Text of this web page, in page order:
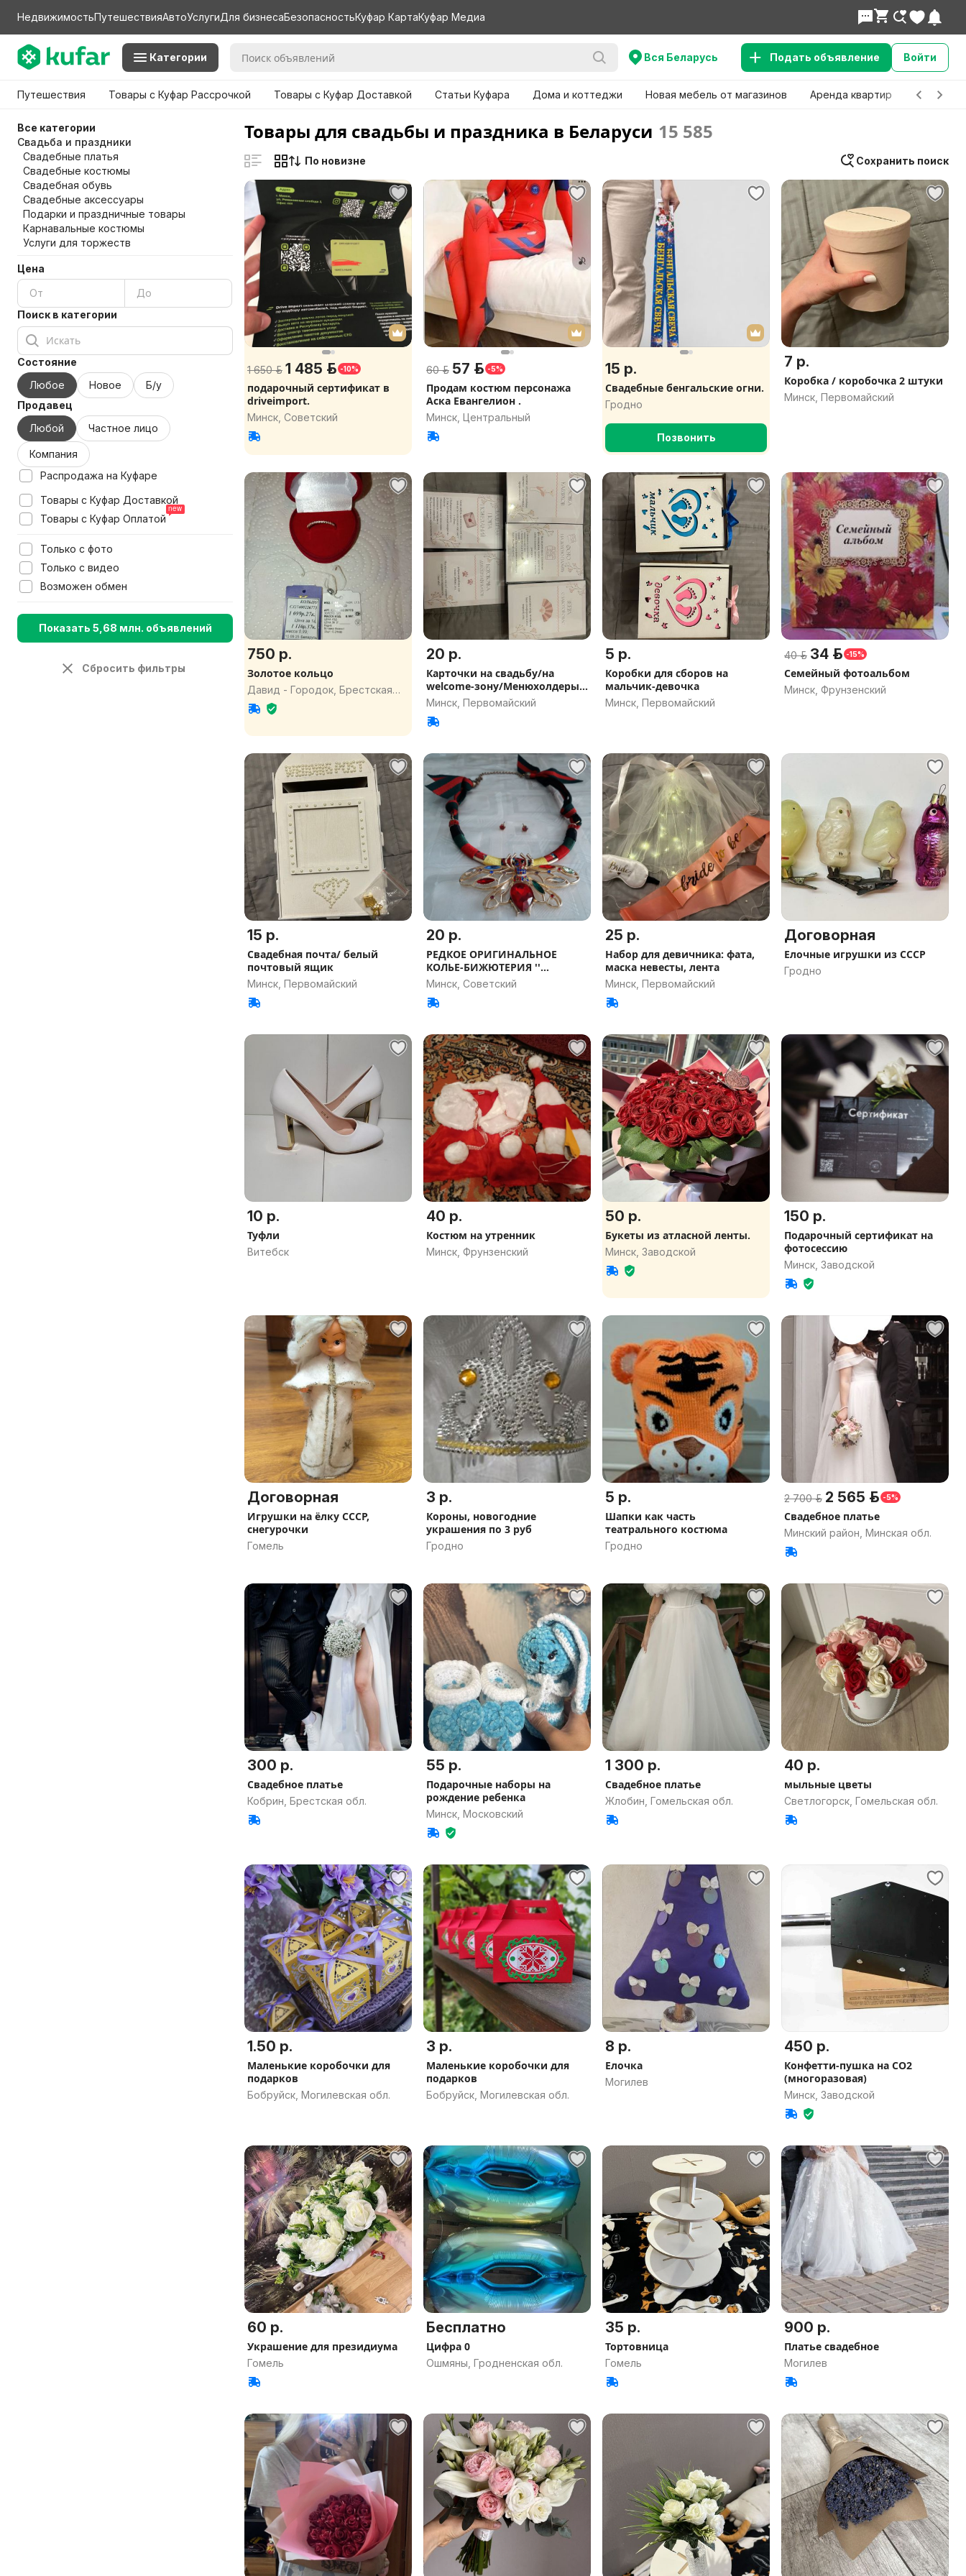
НедвижимостьПутешествияАвтоУслугиДля бизнесаБезопасностьКуфар КартаКуфар Медиа
Категории Вся Беларусь Подать объявление Войти
Путешествия Товары с Куфар Рассрочкой Товары с Куфар Доставкой Статьи Куфара Дома и коттеджи Новая мебель от магазинов Аренда квартир Детские
Все категории
Свадьба и праздники
Свадебные платья
Свадебные костюмы
Свадебная обувь
Свадебные аксессуары
Подарки и праздничные товары
Карнавальные костюмы
Услуги для торжеств
Цена
Поиск в категории
Состояние
Любое
Новое
Б/у
Продавец
Любой
Частное лицо
Компания
Распродажа на Куфаре
Товары с Куфар Доставкой
Товары с Куфар Оплатой
Только с фото
Только с видео
Возможен обмен
Показать 5,68 млн. объявлений
Сбросить фильтры
Товары для свадьбы и праздника в Беларуси 15 585
Сохранить поиск
По новизне
1 650 р. 1 485 р. -10%
подарочный сертификат в
driveimport.
Минск, Советский
60 р. 57 р. -5%
Продам костюм персонажа
Аска Евангелион .
Минск, Центральный
15 р.
Свадебные бенгальские огни.
Гродно
Позвонить
7 р.
Коробка / коробочка 2 штуки
Минск, Первомайский
750 р.
Золотое кольцо
Давид - Городок, Брестская
обл.
20 р.
Карточки на свадьбу/на
welcome-зону/Менюхолдеры
А5
Минск, Первомайский
5 р.
Коробки для сборов на
мальчик-девочка
Минск, Первомайский
40 р. 34 р. -15%
Семейный фотоальбом
Минск, Фрунзенский
15 р.
Свадебная почта/ белый
почтовый ящик
Минск, Первомайский
20 р.
РЕДКОЕ ОРИГИНАЛЬНОЕ
КОЛЬЕ-БИЖЮТЕРИЯ ''
БАБОЧКА''
Минск, Советский
25 р.
Набор для девичника: фата,
маска невесты, лента
Минск, Первомайский
Договорная
Елочные игрушки из СССР
Гродно
10 р.
Туфли
Витебск
40 р.
Костюм на утренник
Минск, Фрунзенский
50 р.
Букеты из атласной ленты.
Минск, Заводской
150 р.
Подарочный сертификат на
фотосессию
Минск, Заводской
Договорная
Игрушки на ёлку СССР,
снегурочки
Гомель
3 р.
Короны, новогодние
украшения по 3 руб
Гродно
5 р.
Шапки как часть
театрального костюма
Гродно
2 700 р. 2 565 р. -5%
Свадебное платье
Минский район, Минская обл.
300 р.
Свадебное платье
Кобрин, Брестская обл.
55 р.
Подарочные наборы на
рождение ребенка
Минск, Московский
1 300 р.
Свадебное платье
Жлобин, Гомельская обл.
40 р.
мыльные цветы
Светлогорск, Гомельская обл.
1.50 р.
Маленькие коробочки для
подарков
Бобруйск, Могилевская обл.
3 р.
Маленькие коробочки для
подарков
Бобруйск, Могилевская обл.
8 р.
Елочка
Могилев
450 р.
Конфетти-пушка на CO2
(многоразовая)
Минск, Заводской
60 р.
Украшение для президиума
Гомель
Бесплатно
Цифра 0
Ошмяны, Гродненская обл.
35 р.
Тортовница
Гомель
900 р.
Платье свадебное
Могилев